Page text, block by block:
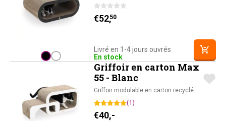
€52,50
Livré en 1-4 jours ouvrés
En stock
Griffoir en carton Max
55 - Blanc
Griffoir modulable en carton recyclé
(1)
€40,-